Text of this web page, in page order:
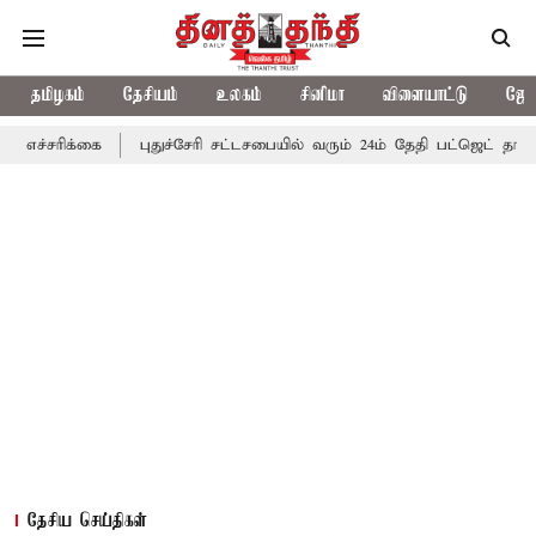
தமிழகம் தேசியம் உலகம் சினிமா விளையாட்டு
புதுச்சேரி சட்டசபையில் வரும் 24ம் தேதி பட்ஜெட் தாக்கல்
தேசிய செய்திகள்